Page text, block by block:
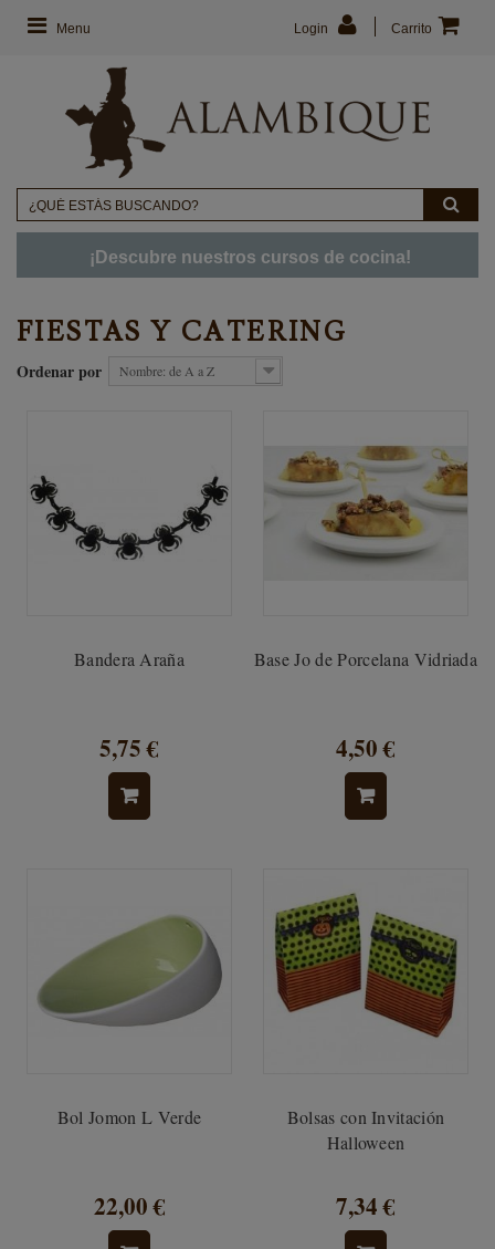
Menu Carrito
Login
¡Descubre nuestros cursos de cocina!
FIESTAS Y CATERING
Ordenar por Nombre: de A a Z
Bandera Araña
5,75 €
Base Jo de Porcelana Vidriada
4,50 €
Bol Jomon L Verde
22,00 €
Bolsas con Invitación
Halloween
7,34 €